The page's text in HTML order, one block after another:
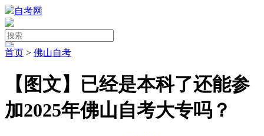
自考网
首页 > 佛山自考
【图文】已经是本科了还能参
加2025年佛山自考大专吗？